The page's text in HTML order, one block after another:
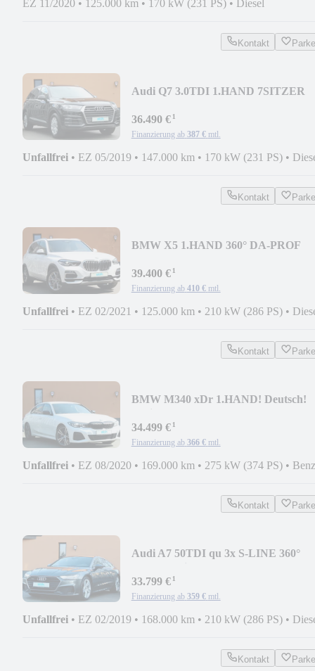
EZ 11/2020 • 125.000 km • 170 kW (231 PS) • Diesel
Kontakt
Audi Q7 3.0TDI 1.HAND 7SITZER
36.490 €¹
Finanzierung ab 387 € mtl.
Unfallfrei • EZ 05/2019 • 147.000 km • 170 kW (231 PS) •
Kontakt
BMW X5 1.HAND 360° DA-PROF
39.400 €¹
Finanzierung ab 410 € mtl.
Unfallfrei • EZ 02/2021 • 125.000 km • 210 kW (286 PS) •
Kontakt
BMW M340 xDr 1.HAND! Deutsch!
34.499 €¹
Finanzierung ab 366 € mtl.
Unfallfrei • EZ 08/2020 • 169.000 km • 275 kW (374 PS) •
Kontakt
Audi A7 50TDI qu 3x S-LINE 360°
33.799 €¹
Finanzierung ab 359 € mtl.
Unfallfrei • EZ 02/2019 • 168.000 km • 210 kW (286 PS) •
Kontakt